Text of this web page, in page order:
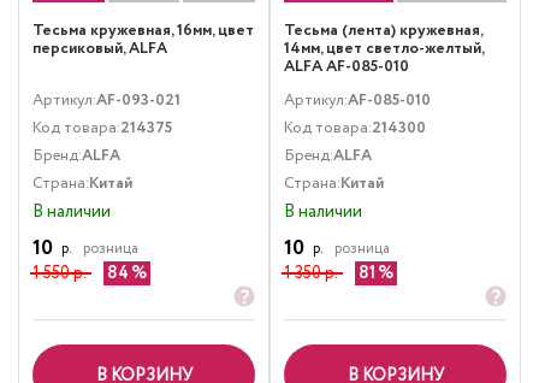
Тесьма кружевная, 16мм, цвет
персиковый, ALFA
Артикул:AF-093-021
Код товара:214375
Бренд:ALFA
Страна:Китай
В наличии
10 р. розница
1 550 р. 84
В КОРЗИНУ
Тесьма (лента) кружевная,
14мм, цвет светло-желтый,
ALFA AF-085-010
Артикул:AF-085-010
Код товара:214300
Бренд:ALFA
Страна:Китай
В наличии
10 р. розница
1 350 р. 81
В КОРЗИНУ